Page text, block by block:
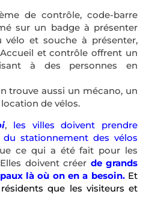
de contrôle, code-barre
sur un badge à présenter
vélo et souche à présenter,
et contrôle offrent un
à des personnes en
trouve aussi un mécano, un
de vélos.
, les villes doivent prendre
stationnement des vélos
ce qui a été fait pour les
doivent créer de grands
là où on en a besoin. Et
que les visiteurs et